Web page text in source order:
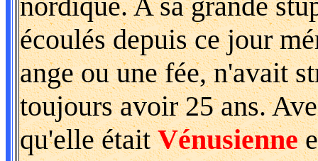
écoulés depuis ce jour
ange ou une fée, n'avait
toujours avoir 25 ans.
qu'elle étaitVénusienne